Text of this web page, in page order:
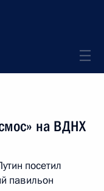
на ВДНХ
посетил
павильон